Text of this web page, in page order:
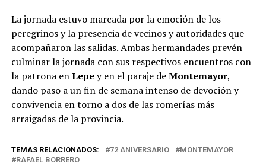
La jornada estuvo marcada por la emoción de los
peregrinos y la presencia de vecinos y autoridades que
acompañaron las salidas. Ambas hermandades prevén
culminar la jornada con sus respectivos encuentros con
la patrona enLepey en el paraje deMontemayor,
dando paso a un fin de semana intenso de devoción y
convivencia en torno a dos de las romerías más
arraigadas de la provincia.
TEMAS RELACIONADOS: 72 ANIVERSARIO
MONTEMAYOR
RAFAEL BORRERO